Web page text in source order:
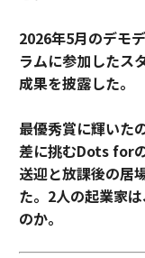
2026年5月のデモ
ラムに参加したス
成果を披露した。
最優秀賞に輝いた
差に挑むDots for
送迎と放課後の居
た。2人の起業家
のか。